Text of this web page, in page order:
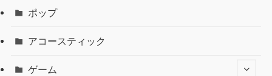
ポップ
アコースティック
ゲーム